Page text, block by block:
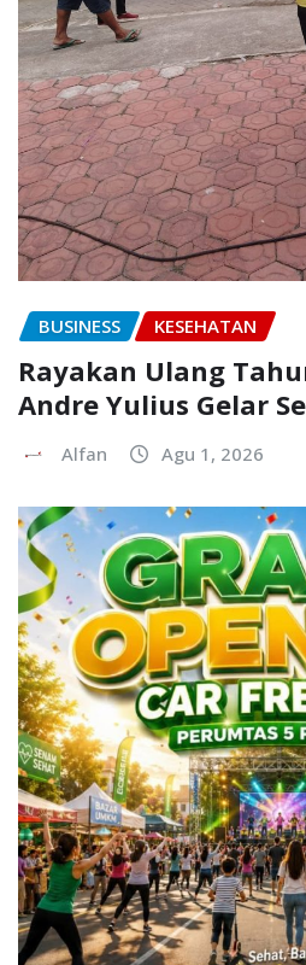
BUSINESS KESEHATAN
Rayakan Ulang
Andre Yulius Gelar
Alfan Agu 1, 2026